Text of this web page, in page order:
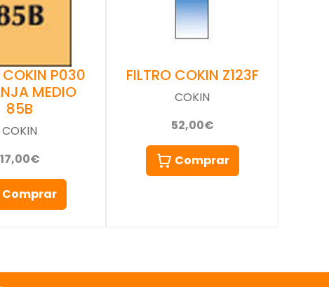
COKIN P030
MEDIO
85B
COKIN
17,00€
Comprar
FILTRO COKIN Z123F
COKIN
52,00€
Comprar